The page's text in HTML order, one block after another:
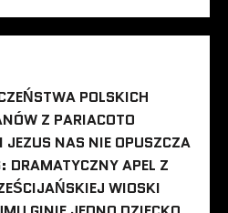
POLSKICH
Z PARIACOTO
NAS NIE OPUSZCZA
DRAMATYCZNY APEL Z
WIOSKI